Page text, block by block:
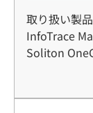
取り扱い製
InfoTrace
Soliton